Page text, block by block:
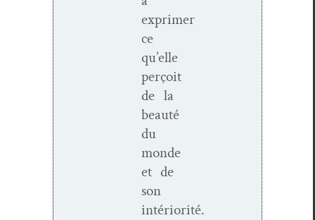
exprimer
ce
qu’elle
perçoit
de la
beauté
du
monde
et de
son
intériorité.